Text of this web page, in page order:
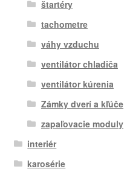
štartéry
tachometre
váhy vzduchu
ventilátor chladiča
ventilátor kúrenia
Zámky dverí a kľúče
zapaľovacie moduly
interiér
karosérie